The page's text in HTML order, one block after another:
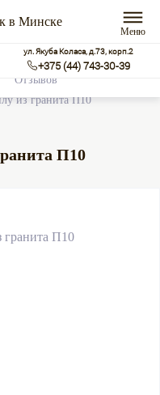
Меню
ул. Якуба Коласа, д.73, корп.2
+375 (44) 743-30-39
из гранита П10
П10
Отзывов